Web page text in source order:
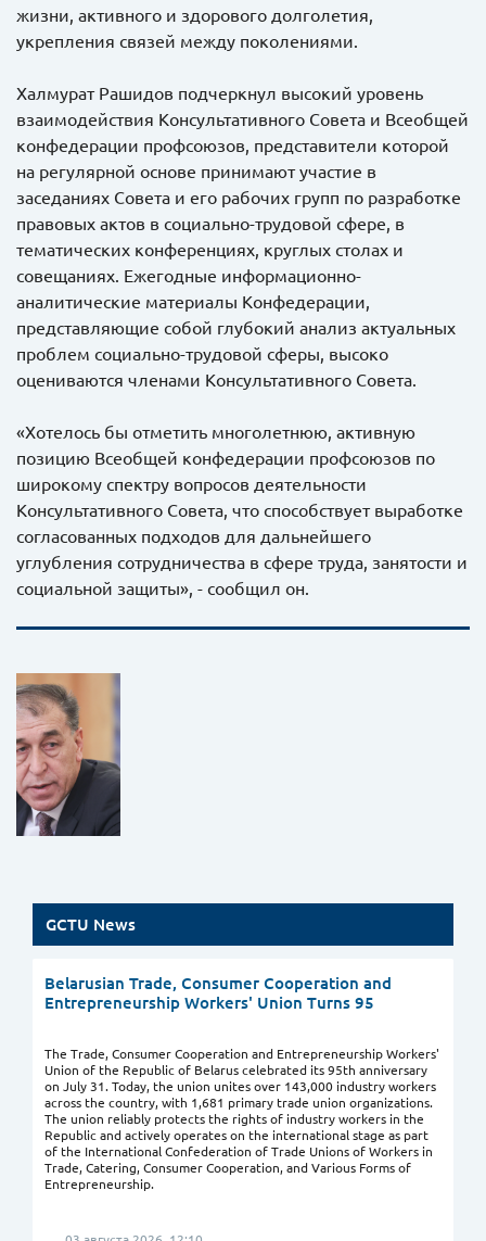
жизни, активного и здорового долголетия,
укрепления связей между поколениями.
Халмурат Рашидов подчеркнул высокий уровень
взаимодействия Консультативного Совета и Всеобщей
конфедерации профсоюзов, представители которой
на регулярной основе принимают участие в
заседаниях Совета и его рабочих групп по разработке
правовых актов в социально-трудовой сфере, в
тематических конференциях, круглых столах и
совещаниях. Ежегодные информационно-
аналитические материалы Конфедерации,
представляющие собой глубокий анализ актуальных
проблем социально-трудовой сферы, высоко
оцениваются членами Консультативного Совета.
«Хотелось бы отметить многолетнюю, активную
позицию Всеобщей конфедерации профсоюзов по
широкому спектру вопросов деятельности
Консультативного Совета, что способствует выработке
согласованных подходов для дальнейшего
углубления сотрудничества в сфере труда, занятости и
социальной защиты», - сообщил он.
GCTU News
Belarusian Trade, Consumer Cooperation and
Entrepreneurship Workers' Union Turns 95
The Trade, Consumer Cooperation and Entrepreneurship Workers'
Union of the Republic of Belarus celebrated its 95th anniversary
on July 31. Today, the union unites over 143,000 industry workers
across the country, with 1,681 primary trade union organizations.
The union reliably protects the rights of industry workers in the
Republic and actively operates on the international stage as part
of the International Confederation of Trade Unions of Workers in
Trade, Catering, Consumer Cooperation, and Various Forms of
Entrepreneurship.